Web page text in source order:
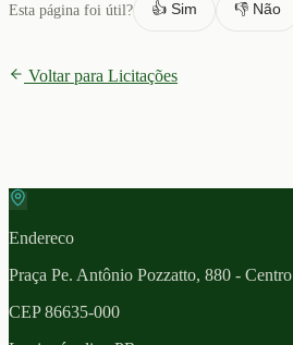
Esta página foi útil? 👍 Sim 👎 Não
Voltar para Licitações
Endereco
Praça Pe. Antônio Pozzatto, 880 - Centro
CEP86635-000